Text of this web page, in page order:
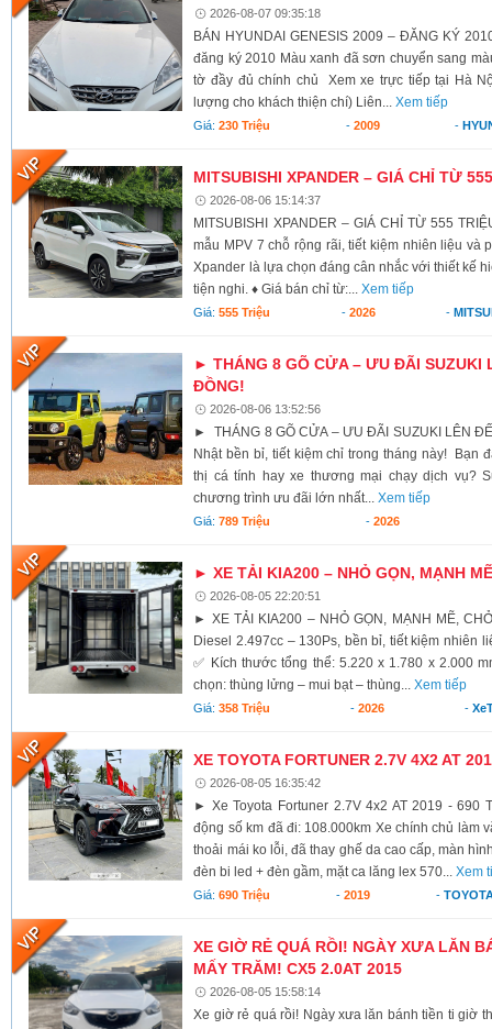
2026-08-07 09:35:18
BÁN HYUNDAI GENESIS 2009 – ĐĂNG KÝ
đăng ký 2010 Màu xanh đã sơn chuyển sang
tờ đầy đủ chính chủ Xem xe trực tiếp tại Hà
lượng cho khách thiện chí) Liên...Xem tiếp
Giá:230 Triệu - 2009 -
MITSUBISHI XPANDER – GIÁ CHỈ TỪ
2026-08-06 15:14:37
MITSUBISHI XPANDER – GIÁ CHỈ TỪ 555
mẫu MPV 7 chỗ rộng rãi, tiết kiệm nhiên liệu và
Xpander là lựa chọn đáng cân nhắc với thiết kế
tiện nghi. ♦ Giá bán chỉ từ:...Xem tiếp
Giá:555 Triệu - 2026 -
► THÁNG 8 GÕ CỬA – ƯU ĐÃI SUZUKI
ĐỒNG!
2026-08-06 13:52:56
► THÁNG 8 GÕ CỬA – ƯU ĐÃI SUZUKI LÊN
Nhật bền bỉ, tiết kiệm chỉ trong tháng này! Bạn
thị cá tính hay xe thương mại chạy dịch vụ?
chương trình ưu đãi lớn nhất...Xem tiếp
Giá:789 Triệu - 2026
► XE TẢI KIA200 – NHỎ GỌN, MẠNH
2026-08-05 22:20:51
► XE TẢI KIA200 – NHỎ GỌN, MẠNH MẼ,
Diesel 2.497cc – 130Ps, bền bỉ, tiết kiệm nhiên
✅ Kích thước tổng thể: 5.220 x 1.780 x 2.000
chọn: thùng lửng – mui bạt – thùng...Xem tiếp
Giá:358 Triệu -2026 -
XE TOYOTA FORTUNER 2.7V 4X2 AT
2026-08-05 16:35:42
► Xe Toyota Fortuner 2.7V 4x2 AT 2019 - 690
động số km đã đi: 108.000km Xe chính chủ làm
thoải mái ko lỗi, đã thay ghế da cao cấp, màn
đèn bi led + đèn gầm, mặt ca lăng lex 570...Xem
Giá:690 Triệu -2019 -
XE GIỜ RẺ QUÁ RỒI! NGÀY XƯA LĂN
MẤY TRĂM! CX5 2.0AT 2015
2026-08-05 15:58:14
Xe giờ rẻ quá rồi! Ngày xưa lăn bánh tiền ti giờ